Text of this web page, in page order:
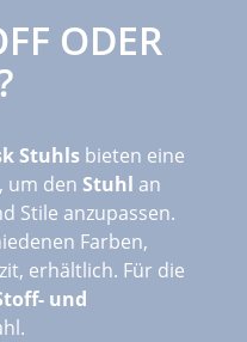
ODER
Stuhls bieten eine
um den Stuhl an
Stile anzupassen.
Farben,
erhältlich. Für die
und